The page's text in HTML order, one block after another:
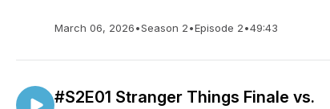
March 06, 2026•Season 2•Episode 2•49:43
#S2E01 Stranger Things Finale vs.